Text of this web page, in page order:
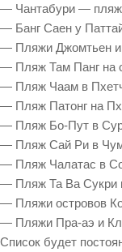
— Чантабури —
— Банг Саен у
— Пляжи Джомтьен и
— Пляж Там Панг на
— Пляж Чаам в
— Пляж Патонг на
— Пляж Бо-Пут в
— Пляж Сай Ри в
— Пляж Чалатас в
— Пляж Та Ва Сукри
— Пляжи островов
— Пляжи Пра-аэ и
Список будет